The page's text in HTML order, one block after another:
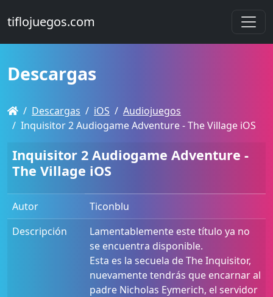
tiflojuegos.com
Descargas
Descargas iOS
Audiojuegos
Inquisitor 2 Audiogame Adventure - The Village iOS
Inquisitor 2 Audiogame Adventure -
The Village iOS
Autor
Ticonblu
Descripción
Lamentablemente este título ya no
se encuentra disponible.
Esta es la secuela de The Inquisitor,
nuevamente tendrás que encarnar al
padre Nicholas Eymerich, el servidor